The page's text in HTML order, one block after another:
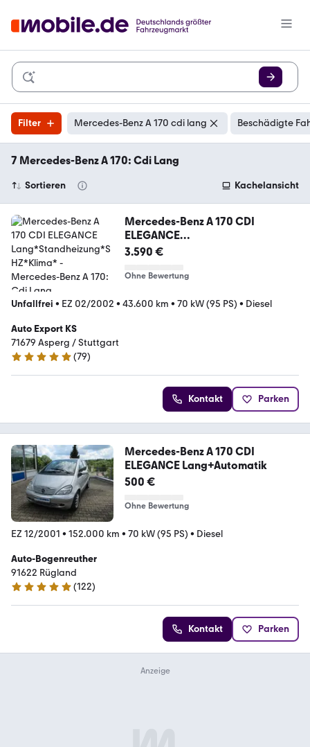
Filter Mercedes-Benz A 170 cdi lang Beschädigte
7 Mercedes-Benz A 170: Cdi Lang
Sortieren Kachelansicht
Mercedes-Benz A 170 CDI
ELEGANCE
Lang*Standheizung*SHZ*Klima*
3.590 €
Ohne Bewertung
Unfallfrei • EZ 02/2002 • 43.600 km • 70 kW (95 PS) • Diesel
Auto Export KS
71679 Asperg / Stuttgart
4.8 Sterne
(79)
Kontakt Parken
Mercedes-Benz A 170 CDI
ELEGANCE Lang+Automatik
500 €
Ohne Bewertung
EZ 12/2001 • 152.000 km • 70 kW (95 PS) • Diesel
Auto-Bogenreuther
91622 Rügland
5 Sterne
(122)
Kontakt Parken